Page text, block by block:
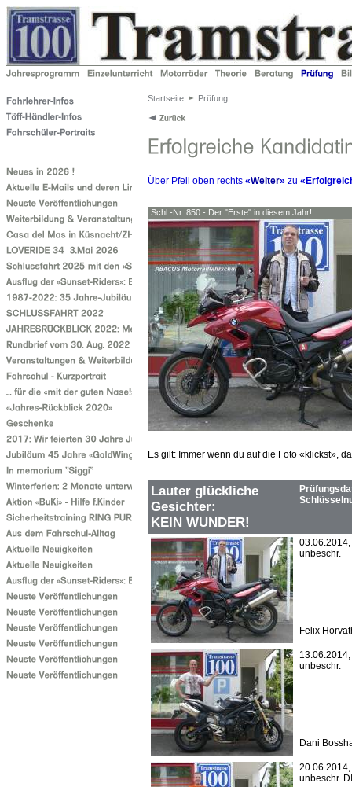
Startseite Prüfung
Über Pfeil oben rechts «Weiter» zu
Schl.-Nr. 850 - Der "Erste" in diesem Jahr!
Es gilt: Immer wenn du auf die Foto «klickst»,
Lauter glückliche
Gesichter:
KEIN WUNDER!
03.06.2014,
unbeschr.
Felix
13.06.2014,
unbeschr.
Dani
20.06.2014,
unbeschr.